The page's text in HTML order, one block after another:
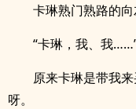
卡琳熟门熟路的向
“卡琳，我、我
原来卡琳是带我
呀。